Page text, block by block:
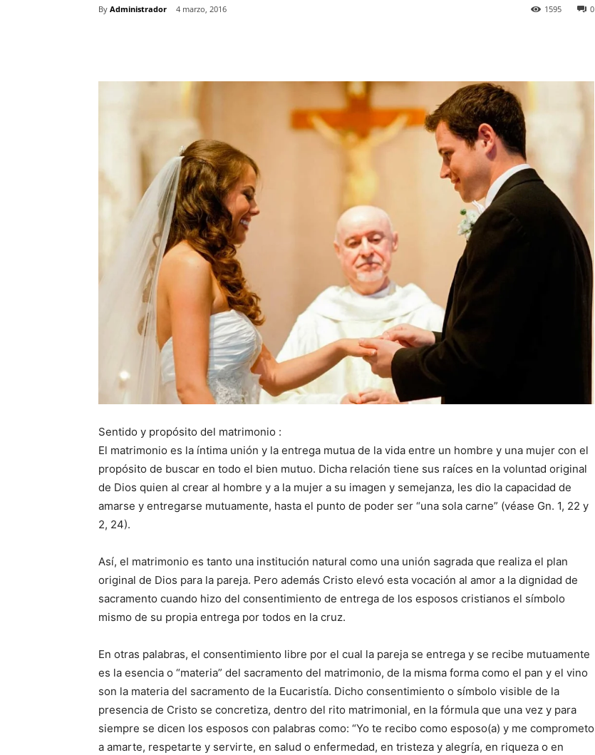
By Administrador 4 marzo, 2016 0
1595
Sentido y propósito del matrimonio :
El matrimonio es la íntima unión y la entrega mutua de la vida entre un hombre y una mujer con el
propósito de buscar en todo el bien mutuo. Dicha relación tiene sus raíces en la voluntad original
de Dios quien al crear al hombre y a la mujer a su imagen y semejanza, les dio la capacidad de
amarse y entregarse mutuamente, hasta el punto de poder ser “una sola carne” (véase Gn. 1, 22 y
2, 24).
Así, el matrimonio es tanto una institución natural como una unión sagrada que realiza el plan
original de Dios para la pareja. Pero además Cristo elevó esta vocación al amor a la dignidad de
sacramento cuando hizo del consentimiento de entrega de los esposos cristianos el símbolo
mismo de su propia entrega por todos en la cruz.
En otras palabras, el consentimiento libre por el cual la pareja se entrega y se recibe mutuamente
es la esencia o “materia” del sacramento del matrimonio, de la misma forma como el pan y el vino
son la materia del sacramento de la Eucaristía. Dicho consentimiento o símbolo visible de la
presencia de Cristo se concretiza, dentro del rito matrimonial, en la fórmula que una vez y para
siempre se dicen los esposos con palabras como: “Yo te recibo como esposo(a) y me comprometo
a amarte, respetarte y servirte, en salud o enfermedad, en tristeza y alegría, en riqueza o en